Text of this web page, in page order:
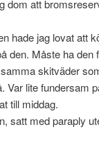
dom att
hade jag lovat att
den. Måste ha den
skitväder
Var lite fundersam
till middag.
satt med paraply